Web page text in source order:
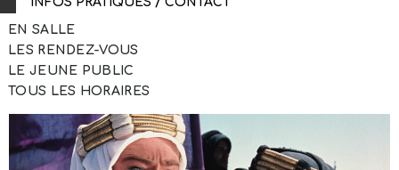
EN SALLE
LES RENDEZ-VOUS
LE JEUNE PUBLIC
TOUS LES HORAIRES
LAWRENCE D’ARABIE